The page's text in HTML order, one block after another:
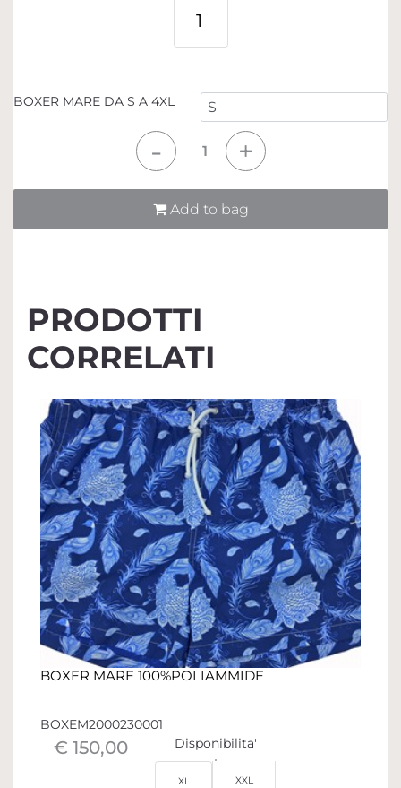
1
BOXER MARE DA S A 4XL
Add to bag
PRODOTTI
CORRELATI
BOXER MARE 100%POLIAMMIDE
BOXEM2000230001
€ 150,00 Disponibilita'
XL XXL